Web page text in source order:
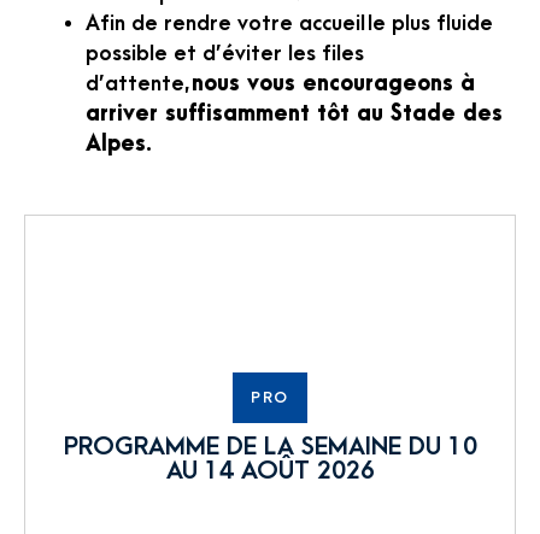
Afin de rendre votre accueil le plus fluide
possible et d’éviter les files
d’attente,nous vous encourageons à
arriver suffisamment tôt au Stade des
Alpes.
PRO
PROGRAMME DE LA SEMAINE DU 10
AU 14 AOÛT 2026